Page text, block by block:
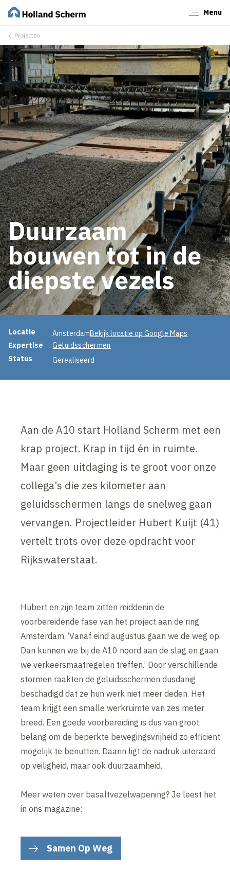
Menu
Projecten
Duurzaam
bouwen tot in de
diepste vezels
Projectinformatie
Locatie AmsterdamBekijk locatie op Google Maps
Expertise
Geluidsschermen
Status
Gerealiseerd
Aan de A10 start Holland Scherm met een
krap project. Krap in tijd én in ruimte.
Maar geen uitdaging is te groot voor onze
collega’s die zes kilometer aan
geluidsschermen langs de snelweg gaan
vervangen. Projectleider Hubert Kuijt (41)
vertelt trots over deze opdracht voor
Rijkswaterstaat.
Hubert en zijn team zitten middenin de
voorbereidende fase van het project aan de ring
Amsterdam. ‘Vanaf eind augustus gaan we de weg op.
Dan kunnen we bij de A10 noord aan de slag en gaan
we verkeersmaatregelen treffen.’ Door verschillende
stormen raakten de geluidsschermen dusdanig
beschadigd dat ze hun werk niet meer deden. Het
team krijgt een smalle werkruimte van zes meter
breed. Een goede voorbereiding is dus van groot
belang om de beperkte bewegingsvrijheid zo efficiënt
mogelijk te benutten. Daarin ligt de nadruk uiteraard
op veiligheid, maar ook duurzaamheid.
Meer weten over basaltvezelwapening? Je leest het
in ons magazine:
Samen Op Weg
Sluiten